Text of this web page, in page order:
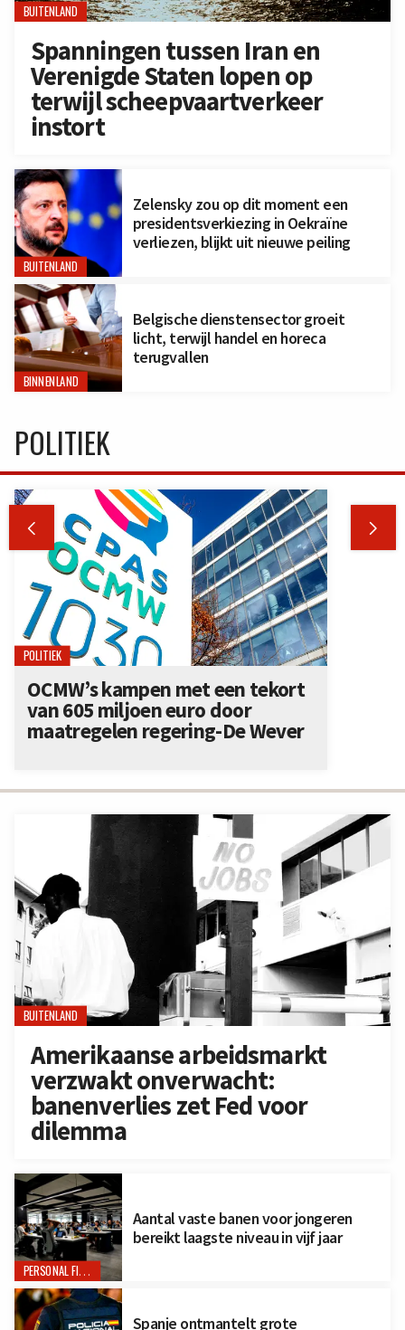
BUITENLAND
Spanningen tussen Iran en
Verenigde Staten lopen op
terwijl scheepvaartverkeer
instort
BUITENLAND
Zelensky zou op dit moment een
presidentsverkiezing in Oekraïne
verliezen, blijkt uit nieuwe peiling
BINNENLAND
Belgische dienstensector groeit
licht, terwijl handel en horeca
terugvallen
BUITENLAND
Amerikaanse arbeidsmarkt
verzwakt onverwacht:
banenverlies zet Fed voor
dilemma
PERSONAL FINANCE
Aantal vaste banen voor jongeren
bereikt laagste niveau in vijf jaar
Spanje ontmantelt grote
POLITIEK
 
POLITIEK
OCMW’s kampen met een tekort
van 605 miljoen euro door
maatregelen regering-De Wever